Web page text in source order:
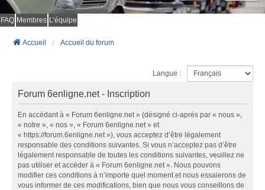
FAQ Membres L’équipe
Accueil Accueil du forum
Langue :
Forum 6enligne.net - Inscription
En accédant à « Forum 6enligne.net » (désigné ci-après par « nous »,
« notre », « nos », « Forum 6enligne.net » et
« https://forum.6enligne.net »), vous acceptez d’être légalement
responsable des conditions suivantes. Si vous n’acceptez pas d’être
légalement responsable de toutes les conditions suivantes, veuillez ne
pas utiliser et accéder à « Forum 6enligne.net ». Nous pouvons
modifier ces conditions à n’importe quel moment et nous essaierons de
vous informer de ces modifications, bien que nous vous conseillons de